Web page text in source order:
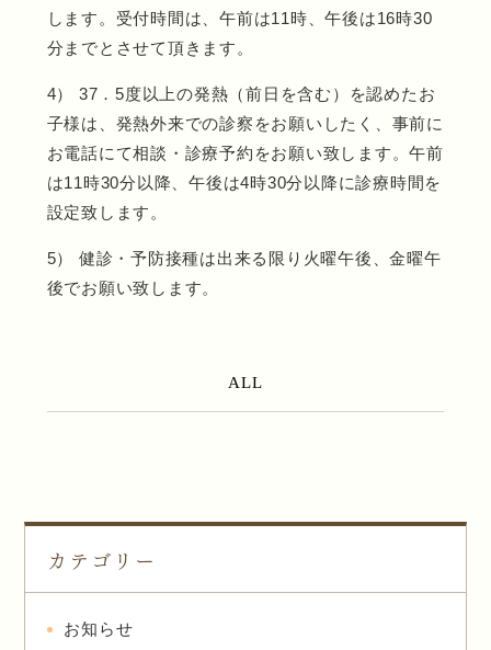
します。受付時間は、午前は11時、午後は16時30
分までとさせて頂きます。
4） 37．5度以上の発熱（前日を含む）を認めたお
子様は、発熱外来での診察をお願いしたく、事前に
お電話にて相談・診療予約をお願い致します。午前
は11時30分以降、午後は4時30分以降に診療時間を
設定致します。
5） 健診・予防接種は出来る限り火曜午後、金曜午
後でお願い致します。
ALL
カテゴリー
お知らせ